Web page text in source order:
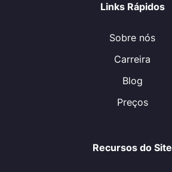
Links Rápidos
Sobre nós
Carreira
Blog
Preços
Recursos do Site